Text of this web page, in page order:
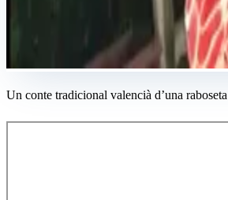
Un conte tradicional valencià d’una